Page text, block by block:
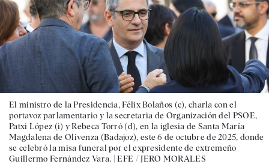
El ministro de la Presidencia, Félix Bolaños (c), charla con el
portavoz parlamentario y la secretaria de Organización del PSOE,
Patxi López (i) y Rebeca Torró (d), en la iglesia de Santa María
Magdalena de Olivenza (Badajoz), este 6 de octubre de 2025, donde
se celebró la misa funeral por el expresidente de extremeño
Guillermo Fernández Vara. |EFE / JERO MORALES